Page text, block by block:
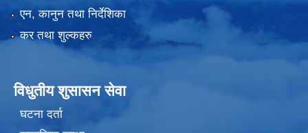
एन, कानुन तथा निर्देशिका
कर तथा शुल्कहरु
विधुतीय शुसासन सेवा
घटना दर्ता